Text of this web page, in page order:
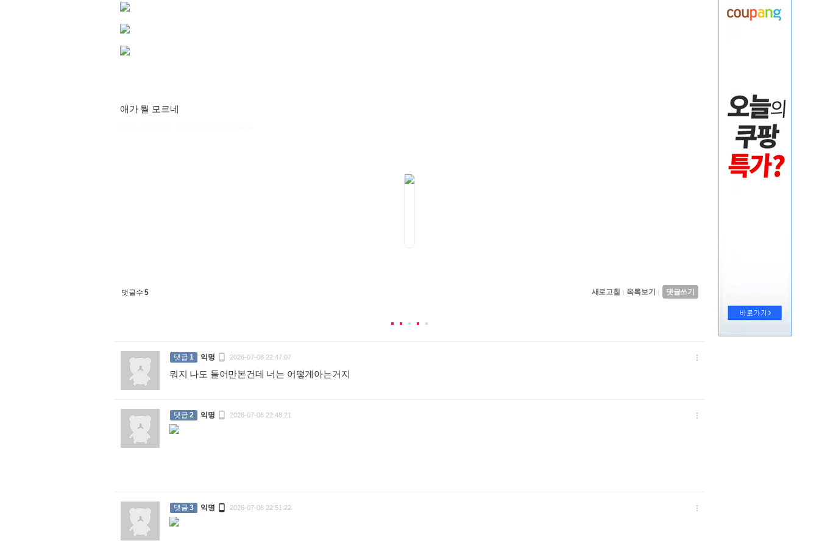
애가 뭘 모르네
댓글수5 새로고침 | 목록보기 | 댓글쓰기
댓글1 익명  2026-07-08 22:47:07
뭐지 나도 들어만본건데 너는 어떻게아는거지

댓글2 익명  2026-07-08 22:48:21 
댓글3 익명  2026-07-08 22:51:22 